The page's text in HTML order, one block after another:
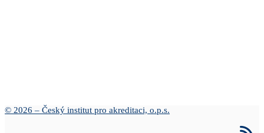
© 2026 – Český institut pro akreditaci, o.p.s.